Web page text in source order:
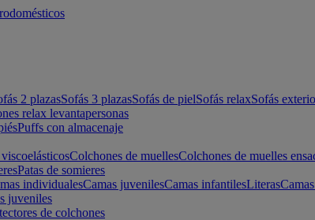
2 plazasSofás 3 plazasSofás de pielSofás relaxSofás
relax levantapersonas
Puffs con almacenaje
Colchones de muellesColchones de muelles
Patas de somieres
individualesCamas juvenilesCamas infantilesLiteras
juveniles
de colchones